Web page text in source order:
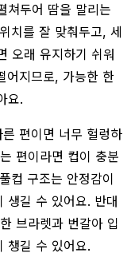
쳐두어 땀을 말리는
치를 잘 맞춰두고, 세
오래 유지하기 쉬워
어지므로, 가능한 한
요.
편이면 너무 헐렁하
편이라면 컵이 충분
컵 구조는 안정감이
생길 수 있어요. 반대
브라렛과 번갈아 입
챙길 수 있어요.